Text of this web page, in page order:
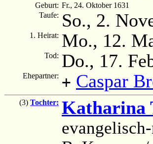
Geburt: Fr., 24. Oktober 1631
Taufe: So., 2.
1. Heirat: Mo., 12.
Tod: Do., 17.
Ehepartner: + Caspar
(3) Tochter: Katharina